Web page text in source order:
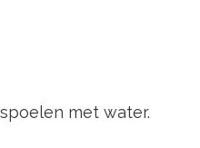
met water.